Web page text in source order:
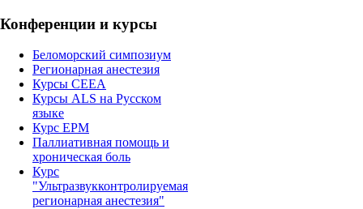
Конференции и курсы
Беломорский симпозиум
Регионарная анестезия
Курсы CEEA
Курсы ALS на Русском
языке
Курс EPM
Паллиативная помощь и
хроническая боль
Курс
"Ультразвукконтролируемая
регионарная анестезия"